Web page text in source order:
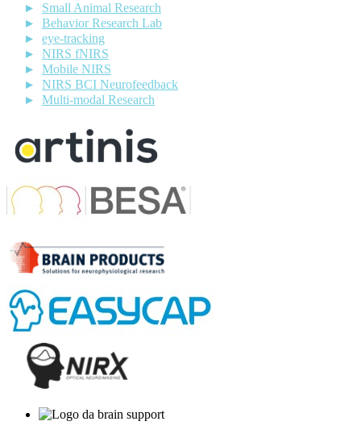
Small Animal Research
Behavior Research Lab
eye-tracking
NIRS fNIRS
Mobile NIRS
NIRS BCI Neurofeedback
Multi-modal Research